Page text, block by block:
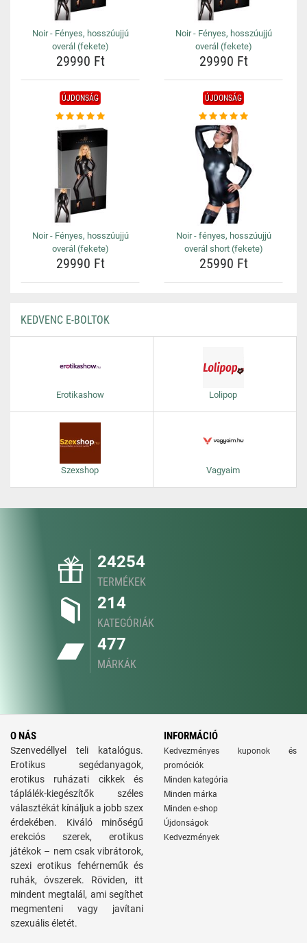
Noir - Fényes, hosszúujjú
overál (fekete)
29990 Ft
Noir - Fényes, hosszúujjú
overál (fekete)
29990 Ft
ÚJDONSÁG
Noir - Fényes, hosszúujjú
overál (fekete)
29990 Ft
ÚJDONSÁG
Noir - fényes, hosszúujjú
overál short (fekete)
25990 Ft
KEDVENC E-BOLTOK
Erotikashow Lolipop
Szexshop Vagyaim
24254
TERMÉKEK
214
KATEGÓRIÁK
477
MÁRKÁK
O NÁS
Szenvedéllyel teli katalógus.
Erotikus segédanyagok,
erotikus ruházati cikkek és
táplálék-kiegészítők széles
választékát kínáljuk a jobb szex
érdekében. Kiváló minőségű
erekciós szerek, erotikus
játékok – nem csak vibrátorok,
szexi erotikus fehérneműk és
ruhák, óvszerek. Röviden, itt
mindent megtalál, ami segíthet
megmenteni vagy javítani
szexuális életét.
INFORMÁCIÓ
Kedvezményes kuponok és
promóciók
Minden kategória
Minden márka
Minden e-shop
Újdonságok
Kedvezmények